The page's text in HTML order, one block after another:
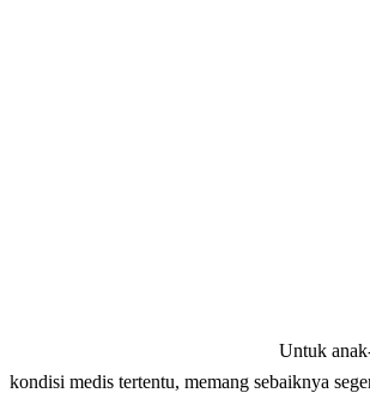
Untuk
kondisi medis tertentu, memang sebaiknya